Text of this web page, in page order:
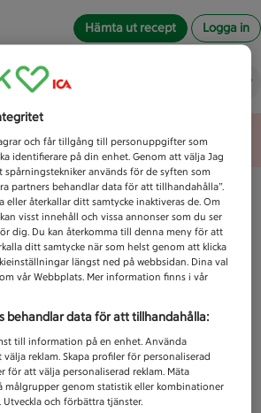
Hämta ut recept Logga in
efter idag?
Unknown error
och får tillgång till personuppgifter som
identifierare på din enhet. Genom att välja Jag
spårningstekniker används för de syften som
partners behandlar data för att tillhandahålla”.
eller återkallar ditt samtycke inaktiveras de. Om
visst innehåll och vissa annonser som du ser
dig. Du kan återkomma till denna meny för att
ditt samtycke när som helst genom att klicka
längst ned på webbsidan. Dina val
vår Webbplats. Mer information finns i vår
behandlar data för att tillhandahålla:
till information på en enhet. Använda
reklam. Skapa profiler för personaliserad
för att välja personaliserad reklam. Mäta
målgrupper genom statistik eller kombinationer
Utveckla och förbättra tjänster.